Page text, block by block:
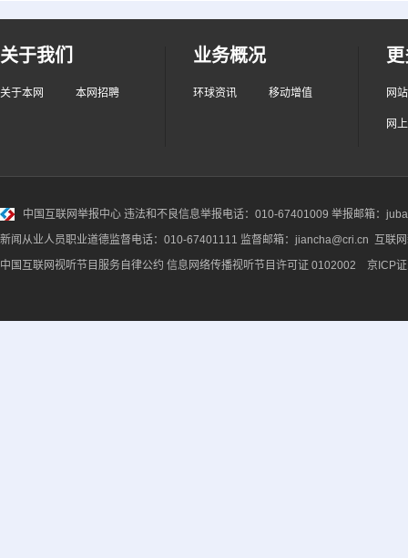
关于我们
关于本网 本网招聘
业务概况
环球资讯 移动增值 网
网
中国互联网举报中心 违法和不良信息举报电话：010-67401009 举报邮箱：
新闻从业人员职业道德监督电话：010-67401111 监督邮箱：jiancha@cri.cn 互联
中国互联网视听节目服务自律公约 信息网络传播视听节目许可证 0102002 京ICP